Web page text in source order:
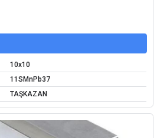
10x10
11SMnPb37
TAŞKAZAN